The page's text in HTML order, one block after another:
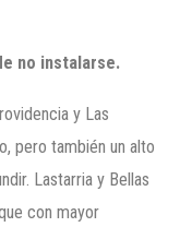
no instalarse.
y Las
pero también un alto
Lastarria y Bellas
con mayor